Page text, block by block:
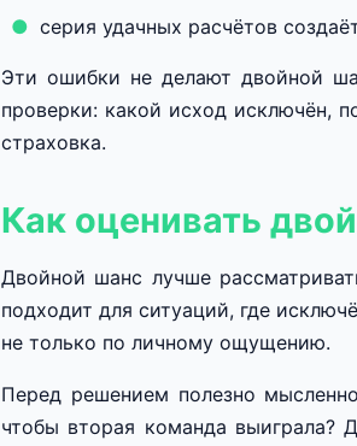
серия удачных расчётов
Эти ошибки не делают двойной
проверки: какой исход исключён,
страховка.
Как оценивать
Двойной шанс лучше
подходит для ситуаций, где
не только по личному ощущению.
Перед решением полезно
чтобы вторая команда выиграла?